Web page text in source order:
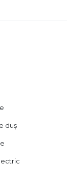
duș